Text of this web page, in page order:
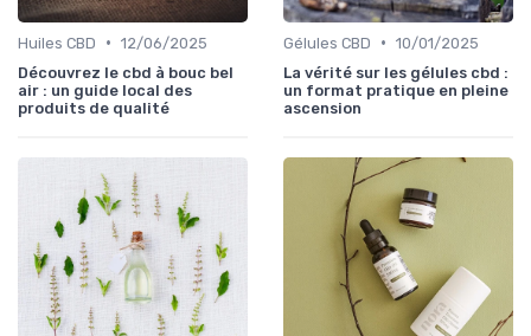
Huiles CBD • 12/06/2025
Découvrez le cbd à bouc bel
air : un guide local des
produits de qualité
Gélules CBD • 10/01/2025
La vérité sur les gélules cbd :
un format pratique en pleine
ascension